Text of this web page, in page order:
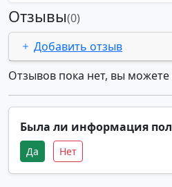
Отзывы(0)
Добавить отзыв
Отзывов пока нет, вы
Была ли информация
Да Нет